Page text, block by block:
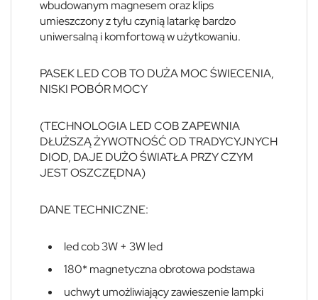
wbudowanym magnesem oraz klips
umieszczony z tyłu czynią latarkę bardzo
uniwersalną i komfortową w użytkowaniu.
PASEK LED COB TO DUŻA MOC ŚWIECENIA,
NISKI POBÓR MOCY
(TECHNOLOGIA LED COB ZAPEWNIA
DŁUŻSZĄ ŻYWOTNOŚĆ OD TRADYCYJNYCH
DIOD, DAJE DUŻO ŚWIATŁA PRZY CZYM
JEST OSZCZĘDNA)
DANE TECHNICZNE:
led cob 3W + 3W led
180* magnetyczna obrotowa podstawa
uchwyt umożliwiający zawieszenie lampki